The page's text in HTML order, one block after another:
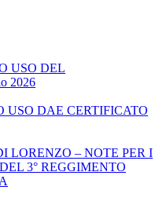
USO DEL
2026
USO DAE CERTIFICATO
LORENZO – NOTE PER I
3° REGGIMENTO